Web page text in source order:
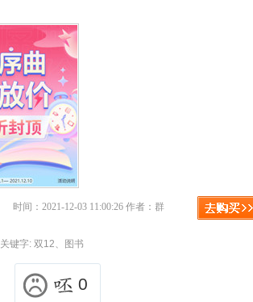
时间：2021-12-03 11:00:26 作者：群
关键字: 双12、图书
0
京东优惠券与京东返利红包！